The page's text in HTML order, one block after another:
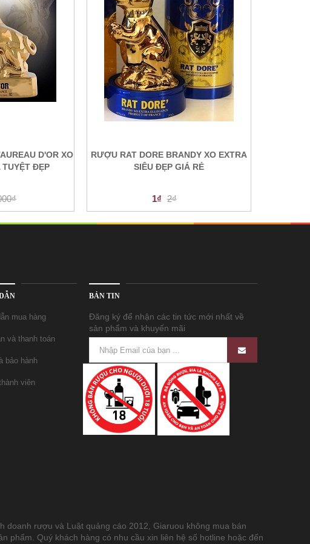
D'OR XO
TUYỆT ĐẸP
RƯỢU RAT DORE BRANDY XO EXTRA
SIÊU ĐẸP GIÁ RẺ
1₫ 2₫
mua hàng
và thanh toán
bảo hành
viên
BẢN TIN
Đăng ký để nhận các tin tức mới nhất về
sản phẩm và khuyến mãi
doanh rượu và Luật quảng cáo 2012, Giaruou không mua bán
phẩm. Quý khách hàng có nhu cầu xin liên hệ số hotline hoặc đến